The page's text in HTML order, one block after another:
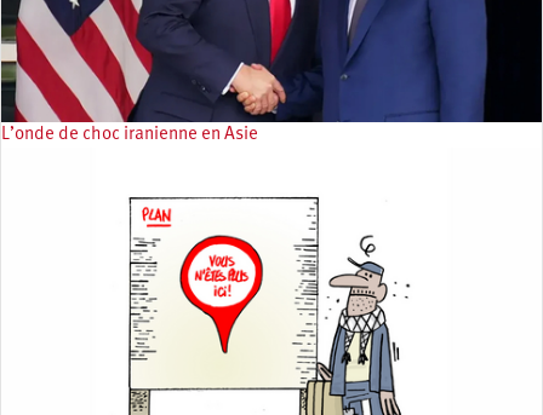
L’onde de choc iranienne en Asie